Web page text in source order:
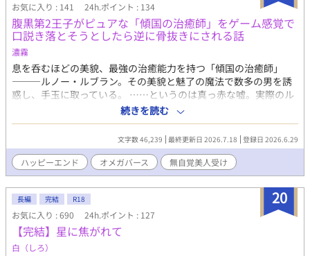
お気に入り : 141 24h.ポイント : 134
腹黒第2王子がピュアな「傾国の治癒師」をゲーム感覚で
口説き落とそうとしたら逆に骨抜きにされる話
濃霧
息を呑むほどの美貌、最強の治癒能力を持つ「傾国の治癒師」
―――ルノー・ルブラン。その美貌と魅了の魔法で数多の男を誘
惑し、手玉に取っている。 ……というのは真っ赤な嘘。実際のル
ノーは恋愛経験ゼロで、研究好きな一介の治癒師。ただし最強。
プレイボーイで有名な第2王子に目をつけられ、毎日のように口説
かれるけれど、ピュアで鈍感なルノーは気づくはずもなく。普通
に接すれば接するほど、第2王子のプライドに火をつけてしまう。
続きを読む
文字数 46,239 最終更新日 2026.7.18 登録日 2026.6.29
ハッピーエンド オメガバース 無自覚美人受け
20
長編 完結 R18
お気に入り : 690 24h.ポイント : 127
【完結】星に焦がれて
白（しろ）